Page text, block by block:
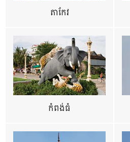
តាកែវ
កំពង់ធំ